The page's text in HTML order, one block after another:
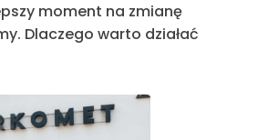
moment na zmianę
Dlaczego warto działać